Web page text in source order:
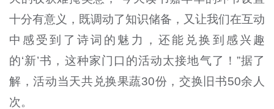
十分有意义，既调动了知识储备，又让我们在互动
中感受到了诗词的魅力，还能兑换到感兴趣
的‘新’书，这种家门口的活动太接地气了！”据了
解，活动当天共兑换果蔬30份，交换旧书50余人
次。